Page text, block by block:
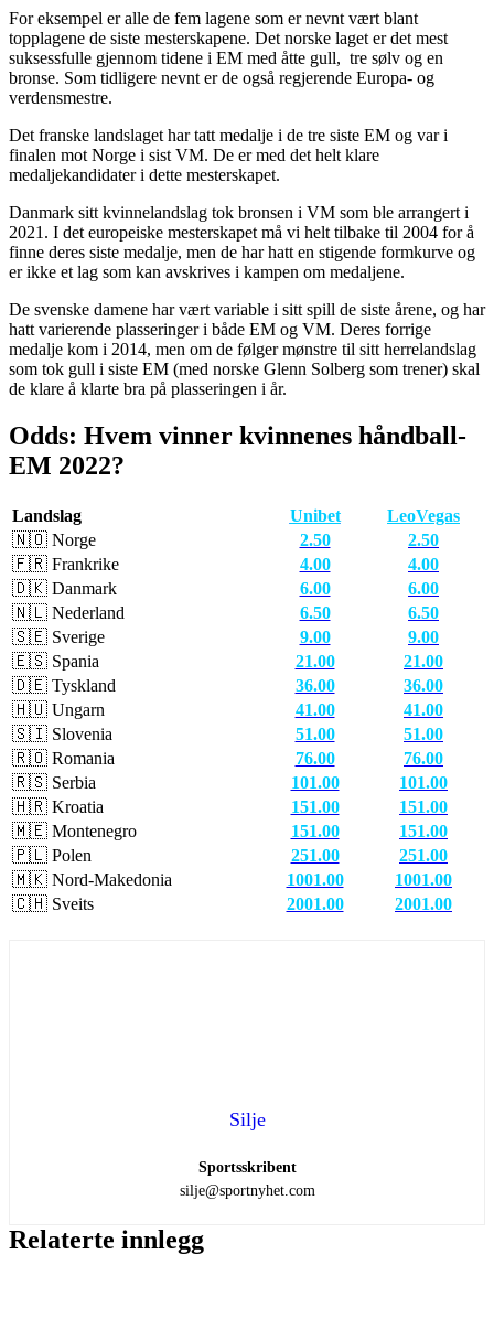
For eksempel er alle de fem lagene som er nevnt vært blant
topplagene de siste mesterskapene. Det norske laget er det mest
suksessfulle gjennom tidene i EM med åtte gull, tre sølv og en
bronse. Som tidligere nevnt er de også regjerende Europa- og
verdensmestre.
Det franske landslaget har tatt medalje i de tre siste EM og var i
finalen mot Norge i sist VM. De er med det helt klare
medaljekandidater i dette mesterskapet.
Danmark sitt kvinnelandslag tok bronsen i VM som ble arrangert i
2021. I det europeiske mesterskapet må vi helt tilbake til 2004 for å
finne deres siste medalje, men de har hatt en stigende formkurve og
er ikke et lag som kan avskrives i kampen om medaljene.
De svenske damene har vært variable i sitt spill de siste årene, og har
hatt varierende plasseringer i både EM og VM. Deres forrige
medalje kom i 2014, men om de følger mønstre til sitt herrelandslag
som tok gull i siste EM (med norske Glenn Solberg som trener) skal
de klare å klarte bra på plasseringen i år.
Odds: Hvem vinner kvinnenes håndball-
EM 2022?
Landslag Unibet
LeoVegas
🇳🇴​ Norge
2.50
2.50
🇫🇷​ Frankrike
4.00
4.00
🇩🇰​ Danmark
6.00
6.00
🇳🇱​ Nederland
6.50
6.50
🇸🇪 Sverige
9.00
9.00
​🇪🇸​ Spania
21.00
21.00
🇩🇪​ Tyskland
36.00
36.00
🇭🇺​ Ungarn
41.00
41.00
🇸🇮​ Slovenia
51.00
51.00
🇷🇴​ Romania
76.00
76.00
​🇷🇸​ Serbia
101.00
101.00
🇭🇷​ Kroatia
151.00
151.00
🇲🇪​ Montenegro
151.00
151.00
🇵🇱​ Polen
251.00
251.00
🇲🇰​ Nord-Makedonia
1001.00
1001.00
🇨🇭​ Sveits
2001.00 2001.00
Silje
Sportsskribent
silje@sportnyhet.com
Relaterte innlegg